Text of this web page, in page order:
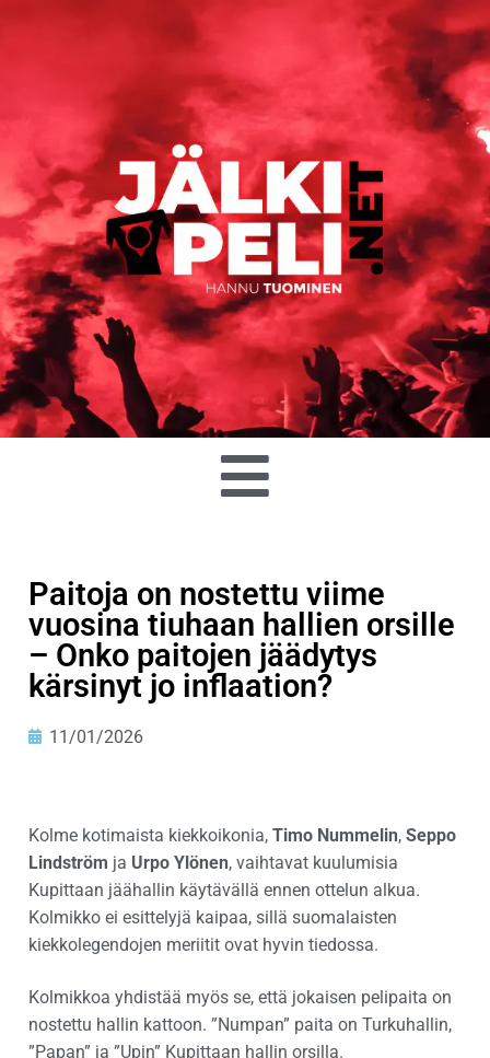
Paitoja on nostettu viime
vuosina tiuhaan hallien orsille
– Onko paitojen jäädytys
kärsinyt jo inflaation?
11/01/2026
Kolme kotimaista kiekkoikonia, Timo Nummelin, Seppo
Lindström ja Urpo Ylönen, vaihtavat kuulumisia
Kupittaan jäähallin käytävällä ennen ottelun alkua.
Kolmikko ei esittelyjä kaipaa, sillä suomalaisten
kiekkolegendojen meriitit ovat hyvin tiedossa.
Kolmikkoa yhdistää myös se, että jokaisen pelipaita on
nostettu hallin kattoon. ”Numpan” paita on Turkuhallin,
”Papan” ja ”Upin” Kupittaan hallin orsilla.